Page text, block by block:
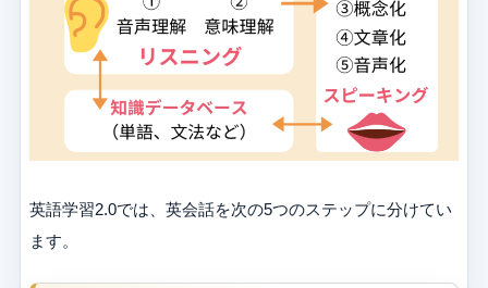
英語学習2.0では、英会話を次の5つのステップに分けてい
ます。